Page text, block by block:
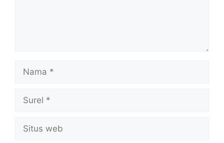
web